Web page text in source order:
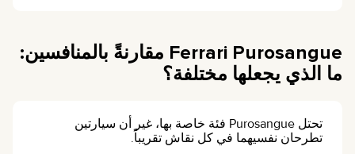
Ferrari Purosangue مقارنةً بالمنافسين:
ما الذي يجعلها مختلفة؟
تحتل Purosangue فئة خاصة بها، غير أن سيارتين
تطرحان نفسيهما في كل نقاش تقريباً.